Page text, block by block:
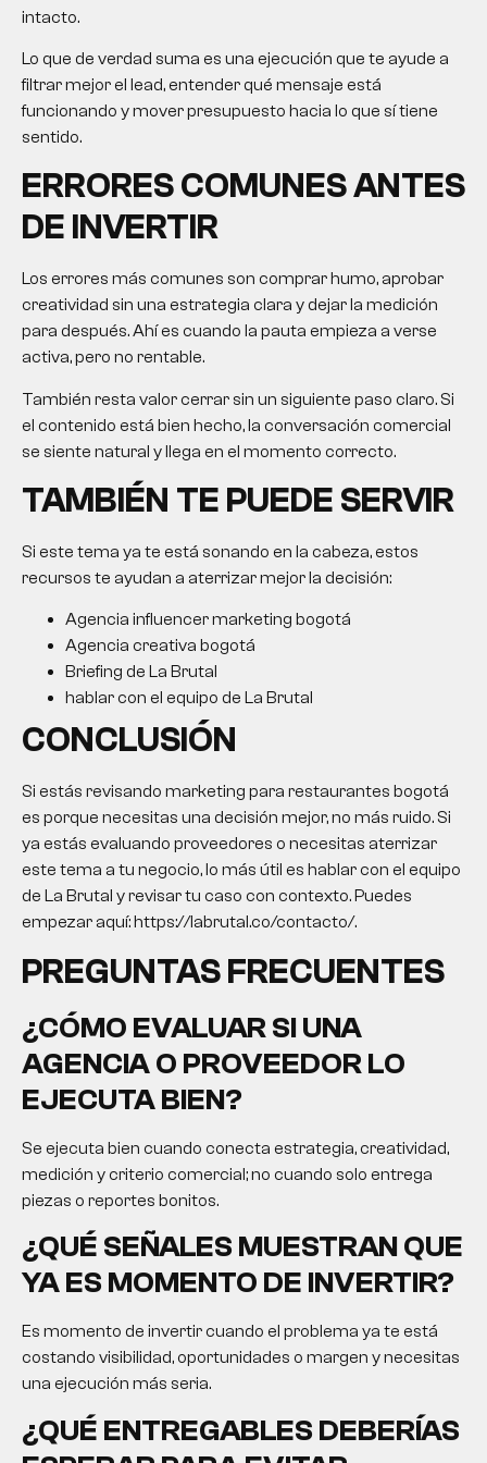
intacto.
Lo que de verdad suma es una ejecución que te ayude a
filtrar mejor el lead, entender qué mensaje está
funcionando y mover presupuesto hacia lo que sí tiene
sentido.
ERRORES COMUNES ANTES
DE INVERTIR
Los errores más comunes son comprar humo, aprobar
creatividad sin una estrategia clara y dejar la medición
para después. Ahí es cuando la pauta empieza a verse
activa, pero no rentable.
También resta valor cerrar sin un siguiente paso claro. Si
el contenido está bien hecho, la conversación comercial
se siente natural y llega en el momento correcto.
TAMBIÉN TE PUEDE SERVIR
Si este tema ya te está sonando en la cabeza, estos
recursos te ayudan a aterrizar mejor la decisión:
Agencia influencer marketing bogotá
Agencia creativa bogotá
Briefing de La Brutal
hablar con el equipo de La Brutal
CONCLUSIÓN
Si estás revisando marketing para restaurantes bogotá
es porque necesitas una decisión mejor, no más ruido. Si
ya estás evaluando proveedores o necesitas aterrizar
este tema a tu negocio, lo más útil es hablar con el equipo
de La Brutal y revisar tu caso con contexto. Puedes
empezar aquí: https://labrutal.co/contacto/.
PREGUNTAS FRECUENTES
¿CÓMO EVALUAR SI UNA
AGENCIA O PROVEEDOR LO
EJECUTA BIEN?
Se ejecuta bien cuando conecta estrategia, creatividad,
medición y criterio comercial; no cuando solo entrega
piezas o reportes bonitos.
¿QUÉ SEÑALES MUESTRAN QUE
YA ES MOMENTO DE INVERTIR?
Es momento de invertir cuando el problema ya te está
costando visibilidad, oportunidades o margen y necesitas
una ejecución más seria.
¿QUÉ ENTREGABLES DEBERÍAS